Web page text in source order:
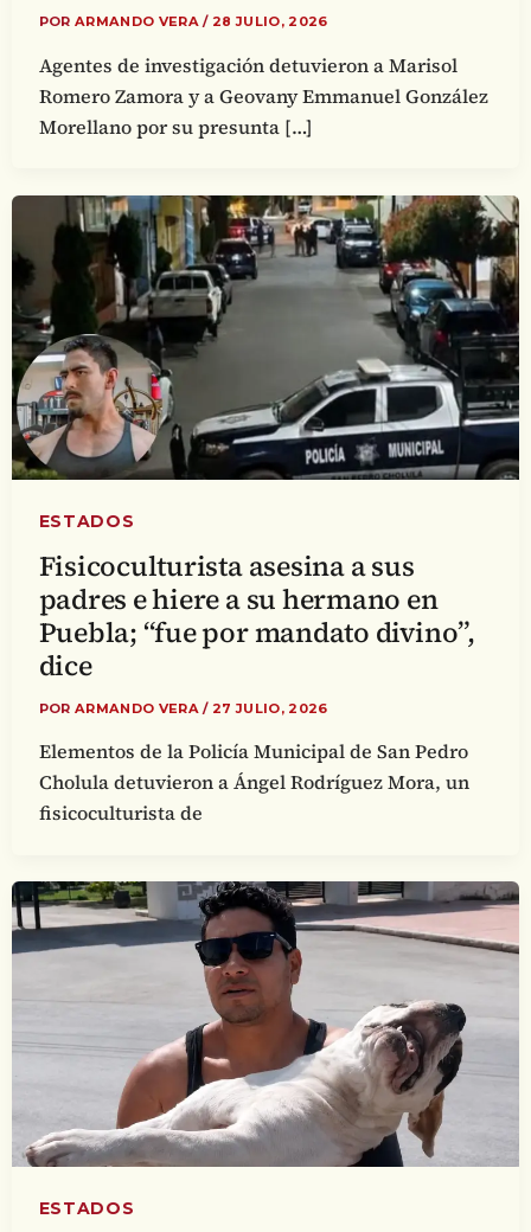
POR ARMANDO VERA/ 28 JULIO, 2026
Agentes de investigación detuvieron a Marisol
Romero Zamora y a Geovany Emmanuel González
Morellano por su presunta […]
ESTADOS
Fisicoculturista asesina a sus
padres e hiere a su hermano en
Puebla; “fue por mandato divino”,
dice
POR ARMANDO VERA/ 27 JULIO, 2026
Elementos de la Policía Municipal de San Pedro
Cholula detuvieron a Ángel Rodríguez Mora, un
fisicoculturista de
ESTADOS